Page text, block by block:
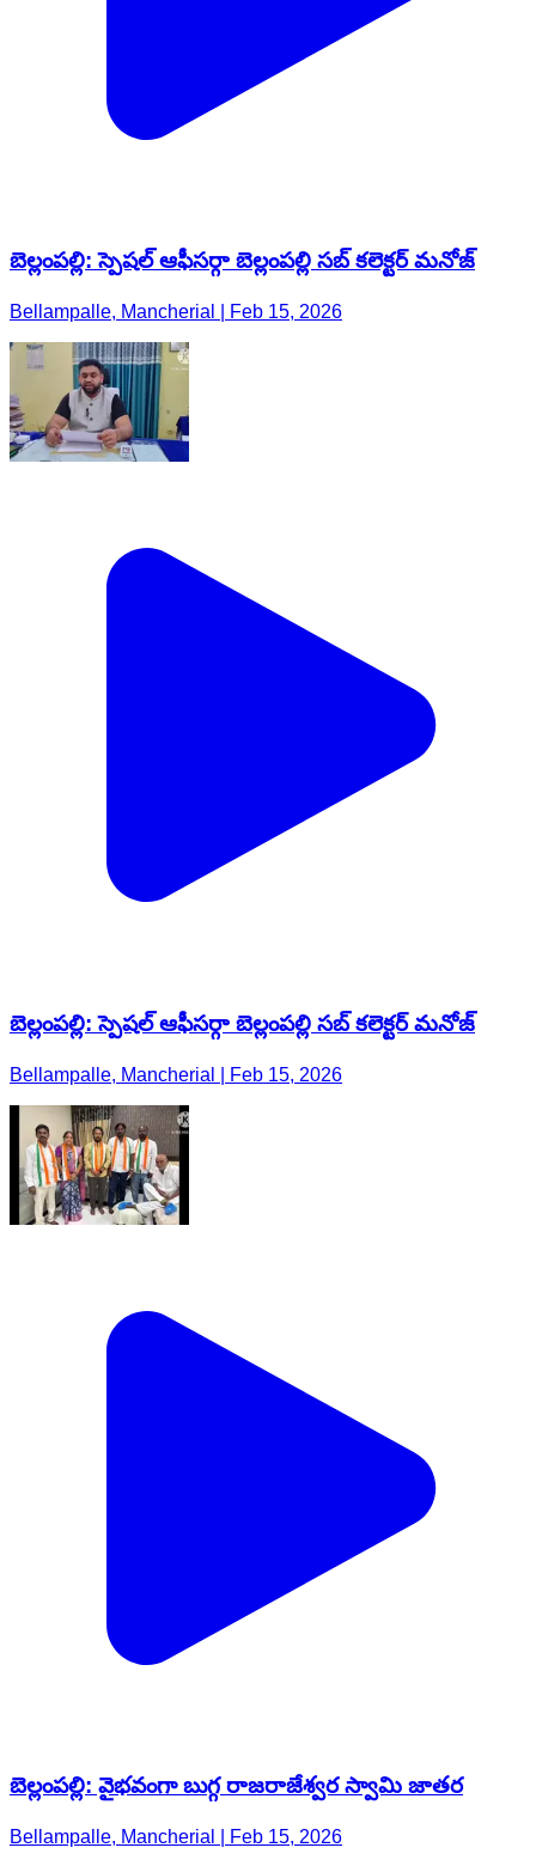
బెల్లంపల్లి: స్పెషల్ ఆఫీసర్గా బెల్లంపల్లి సబ్ కలెక్టర్ మనోజ్
Bellampalle, Mancherial | Feb 15, 2026
బెల్లంపల్లి: స్పెషల్ ఆఫీసర్గా బెల్లంపల్లి సబ్ కలెక్టర్ మనోజ్
Bellampalle, Mancherial | Feb 15, 2026
బెల్లంపల్లి: వైభవంగా బుగ్గ రాజరాజేశ్వర స్వామి జాతర
Bellampalle, Mancherial | Feb 15, 2026